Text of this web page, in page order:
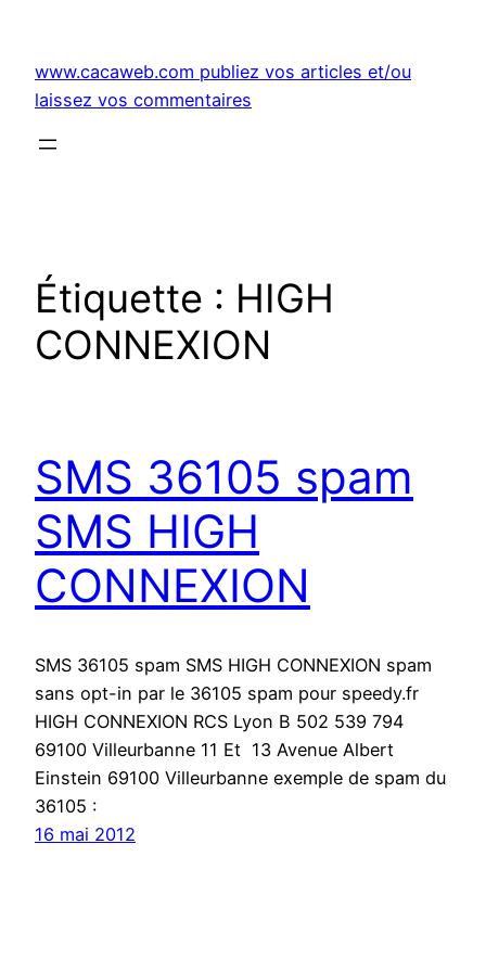
contenu
www.cacaweb.com publiez vos articles et/ou
laissez vos commentaires
Étiquette : HIGH
CONNEXION
SMS 36105 spam
SMS HIGH
CONNEXION
SMS 36105 spam SMS HIGH CONNEXION spam
sans opt-in par le 36105 spam pour speedy.fr
HIGH CONNEXION RCS Lyon B 502 539 794
69100 Villeurbanne 11 Et 13 Avenue Albert
Einstein 69100 Villeurbanne exemple de spam du
36105 :
16 mai 2012